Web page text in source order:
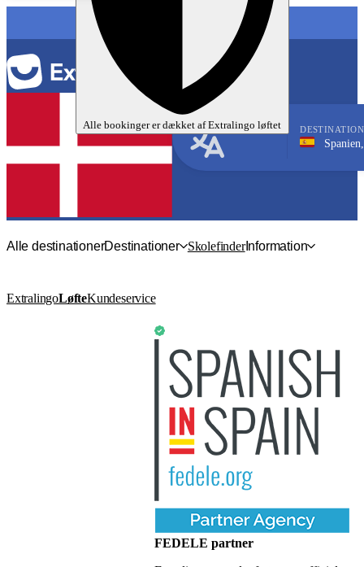
Alle bookinger er dækket afExtralingo løftet DESTINATION
Spanien,
Alle destinationerDestinationer SkolefinderInformation
ExtralingoLøfteKundeservice
FEDELE partner